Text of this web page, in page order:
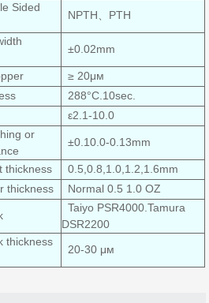
Sided
NPTH、PTH
±0.02mm
≥ 20μм
288°C.10sec.
ε2.1-10.0
or
±0.10.0-0.13mm
thickness
0.5,0.8,1.0,1.2,1.6mm
thickness Normal 0.5 1.0 OZ
Taiyo PSR4000.Tamura
DSR2200
thickness
20-30 μм